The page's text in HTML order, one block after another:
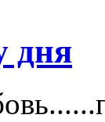
дня